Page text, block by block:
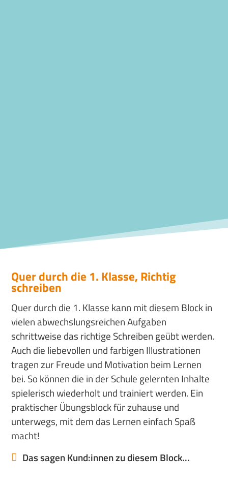
Quer durch die 1. Klasse, Richtig
schreiben
Quer durch die 1. Klasse kann mit diesem Block in
vielen abwechslungsreichen Aufgaben
schrittweise das richtige Schreiben geübt werden.
Auch die liebevollen und farbigen Illustrationen
tragen zur Freude und Motivation beim Lernen
bei. So können die in der Schule gelernten Inhalte
spielerisch wiederholt und trainiert werden. Ein
praktischer Übungsblock für zuhause und
unterwegs, mit dem das Lernen einfach Spaß
macht!
Das sagen Kund:innen zu diesem Block...